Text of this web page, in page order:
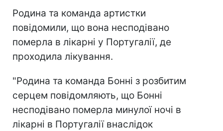
Родина та команда артистки
повідомили, що вона несподівано
померла в лікарні у Португалії, де
проходила лікування.
"Родина та команда Бонні з розбитим
серцем повідомляють, що Бонні
несподівано померла минулої ночі в
лікарні в Португалії внаслідок